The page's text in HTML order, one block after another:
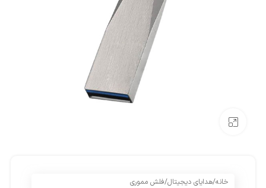
خانه/هدایای دیجیتال/فلش مموری